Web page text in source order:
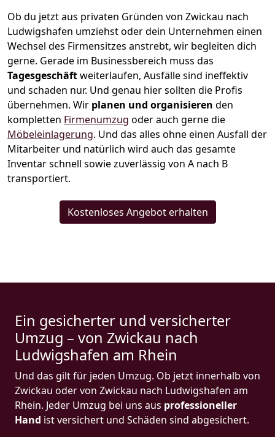
Ob du jetzt aus privaten Gründen von Zwickau nach
Ludwigshafen umziehst oder dein Unternehmen einen
Wechsel des Firmensitzes anstrebt, wir begleiten dich
gerne. Gerade im Businessbereich muss das
Tagesgeschäftweiterlaufen, Ausfälle sind ineffektiv
und schaden nur. Und genau hier sollten die Profis
übernehmen. Wir planen und organisieren den
kompletten Firmenumzug oder auch gerne die
Möbeleinlagerung. Und das alles ohne einen Ausfall der
Mitarbeiter und natürlich wird auch das gesamte
Inventar schnell sowie zuverlässig von A nach B
transportiert.
Kostenloses Angebot erhalten
Ein gesicherter und versicherter
Umzug – von Zwickau nach
Ludwigshafen am Rhein
Und das gilt für jeden Umzug. Ob jetzt innerhalb von
Zwickau oder von Zwickau nach Ludwigshafen am
Rhein. Jeder Umzug bei uns aus professioneller
Hand ist versichert und Schäden sind abgesichert.